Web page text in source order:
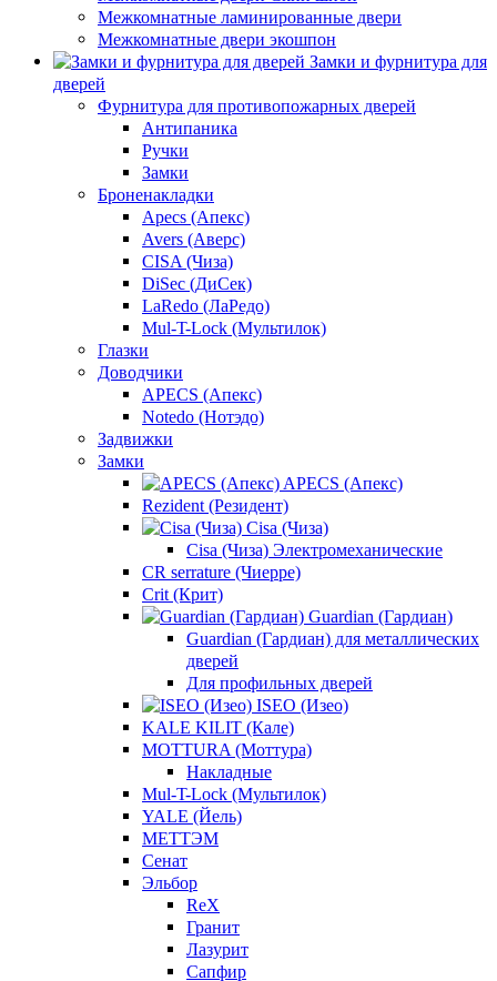
Межкомнатные ламинированные двери
Межкомнатные двери экошпон
Замки и фурнитура для
дверей
Фурнитура для противопожарных дверей
Антипаника
Ручки
Замки
Броненакладки
Apecs (Апекс)
Avers (Аверс)
CISA (Чиза)
DiSec (ДиСек)
LaRedo (ЛаРедо)
Mul-T-Lock (Мультилок)
Глазки
Доводчики
APECS (Апекс)
Notedo (Нотэдо)
Задвижки
Замки
APECS (Апекс)
Rezident (Резидент)
Cisa (Чиза)
Cisa (Чиза) Электромеханические
CR serrature (Чиерре)
Crit (Крит)
Guardian (Гардиан)
Guardian (Гардиан) для металлических
дверей
Для профильных дверей
ISEO (Изео)
KALE KILIT (Кале)
MOTTURA (Моттура)
Накладные
Mul-T-Lock (Мультилок)
YALE (Йель)
МЕТТЭМ
Сенат
Эльбор
ReX
Гранит
Лазурит
Сапфир